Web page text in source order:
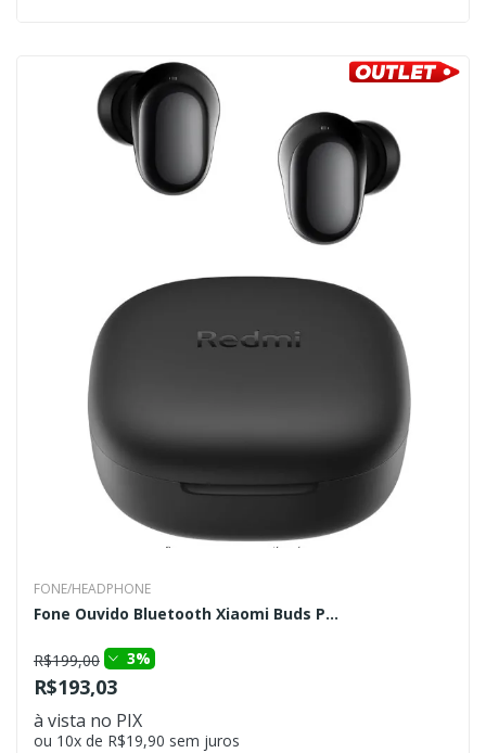
FONE/HEADPHONE
Fone Ouvido Bluetooth Xiaomi Buds P...
R$199,00 3%
R$193,03
à vista no PIX
ou 10x de R$19,90 sem juros